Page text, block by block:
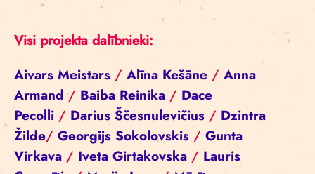
Visi projekta dalībnieki:
Aivars Meistars / Alīna Kešāne / Anna
Armand / Baiba Reinika / Dace
Pecolli / Darius Ščesnulevičius / Dzintra
Žilde/ Georgijs Sokolovskis / Gunta
Virkava / Iveta Girtakovska / Lauris